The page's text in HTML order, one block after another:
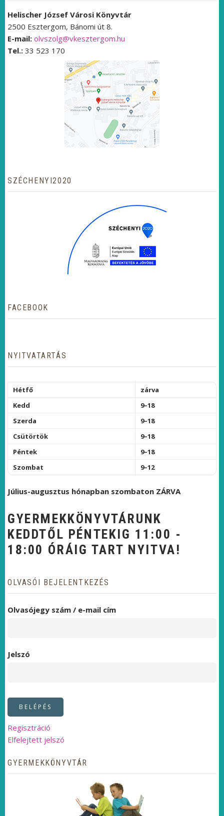
Helischer József Városi Könyvtár
2500 Esztergom, Bánomi út 8.
E-mail: olvszolg@vkesztergom.hu
Tel.: 33 523 170
SZÉCHENYI2020
FACEBOOK
NYITVATARTÁS
Hétfő
zárva
Kedd
9–18
Szerda
9–18
Csütörtök
9–18
Péntek
9–18
Szombat
9–12
Július-augusztus hónapban szombaton ZÁRVA
GYERMEKKÖNYVTÁRUNK
KEDDTŐL PÉNTEKIG 11:00 -
18:00 ÓRÁIG TART NYITVA!
OLVASÓI BEJELENTKEZÉS
Olvasójegy szám / e-mail cím
Jelszó
Regisztráció
Elfelejtett jelszó
GYERMEKKÖNYVTÁR